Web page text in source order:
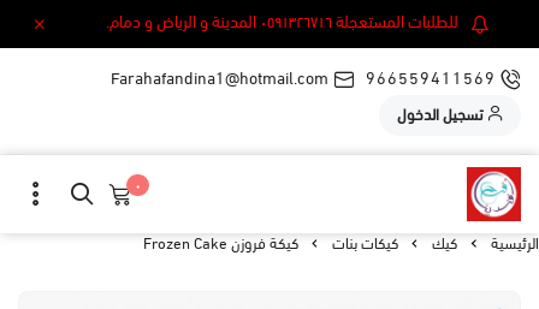
للطلبات المستعجلة ٠٥٩١٣٢٦٧١٦ المدينة و الرياض و دمام.
966559411569
Farahafandina1@hotmail.com
تسجيل الدخول
٠
الرئيسية كيك كيكات بنات كيكة فروزن Frozen Cake